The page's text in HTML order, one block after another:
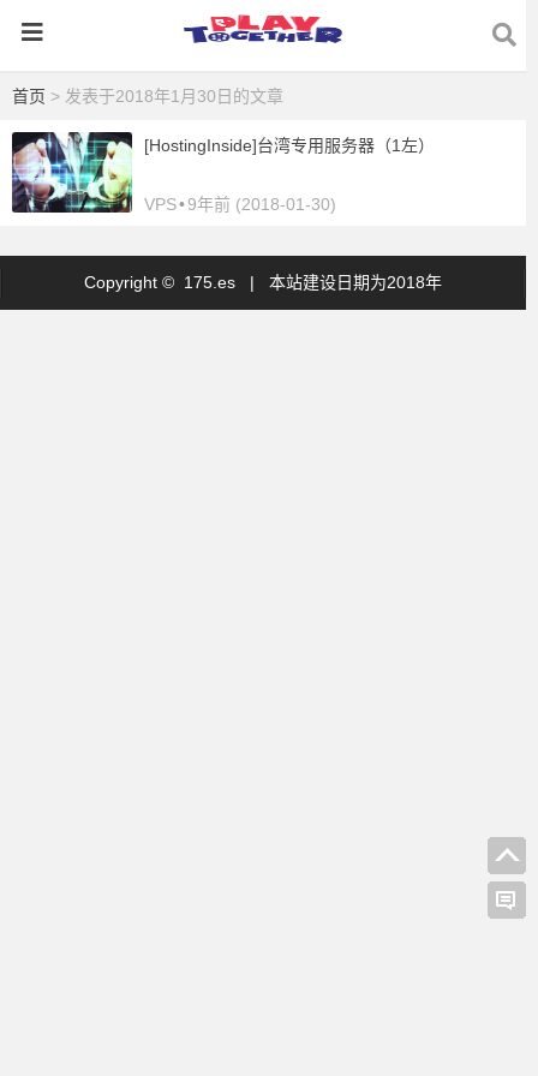
首页 > 发表于2018年1月30日的文章
[HostingInside]台湾专用服务器（1左）
VPS•9年前 (2018-01-30)
Copyright © 175.es | 本站建设日期为2018年